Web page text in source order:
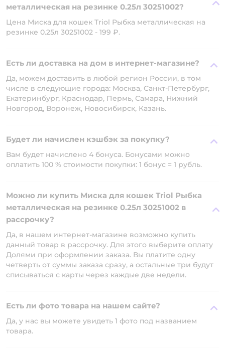
металлическая на резинке 0.25л 30251002?
Цена Миска для кошек Triol Рыбка металлическая на
резинке 0.25л 30251002 - 199 ₽.
Есть ли доставка на дом в интернет-магазине?
Да, можем доставить в любой регион России, в том
числе в следующие города: Москва, Санкт-Петербург,
Екатеринбург, Краснодар, Пермь, Самара, Нижний
Новгород, Воронеж, Новосибирск, Казань.
Будет ли начислен кэшбэк за покупку?
Вам будет начислено 4 бонуса. Бонусами можно
оплатить 100 % стоимости покупки: 1 бонус = 1 рубль.
Можно ли купить Миска для кошек Triol Рыбка
металлическая на резинке 0.25л 30251002 в
рассрочку?
Да, в нашем интернет-магазине возможно купить
данный товар в рассрочку. Для этого выберите оплату
Долями при оформлении заказа. Вы платите одну
четверть от суммы заказа сразу, а остальные три будут
списываться с карты через каждые две недели.
Есть ли фото товара на нашем сайте?
Да, у нас вы можете увидеть 1 фото под названием
товара.